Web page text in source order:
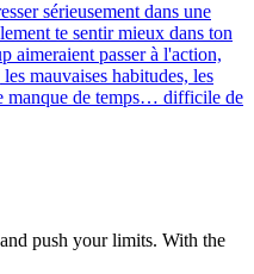
sérieusement dans une
te sentir mieux dans ton
aimeraient passer à l'action,
mauvaises habitudes, les
manque de temps… difficile de
push your limits. With the